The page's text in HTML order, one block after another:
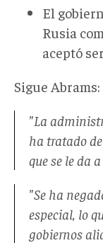
El
Rusia
aceptó
Sigue Abrams:
"La
ha tratado
que se le da
"Se ha
especial, lo
gobiernos